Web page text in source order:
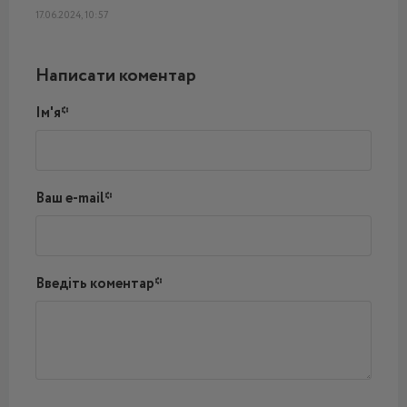
17.06.2024, 10:57
Написати коментар
Ім'я*
Ваш e-mail*
Введіть коментар*